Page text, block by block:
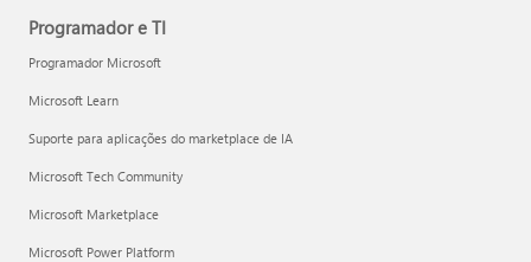
Programador e TI
Programador Microsoft
Microsoft Learn
Suporte para aplicações do marketplace de IA
Microsoft Tech Community
Microsoft Marketplace
Microsoft Power Platform